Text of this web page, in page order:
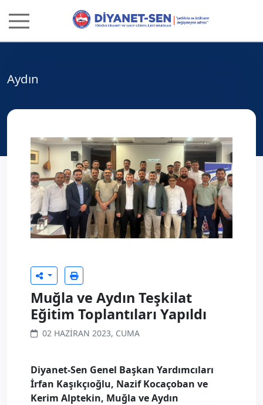
Aydın
Muğla ve Aydın Teşkilat
Eğitim Toplantıları Yapıldı
02 HAZIRAN 2023, CUMA
Diyanet-Sen Genel Başkan Yardımcıları
İrfan Kaşıkçıoğlu, Nazif Kocaçoban ve
Kerim Alptekin, Muğla ve Aydın